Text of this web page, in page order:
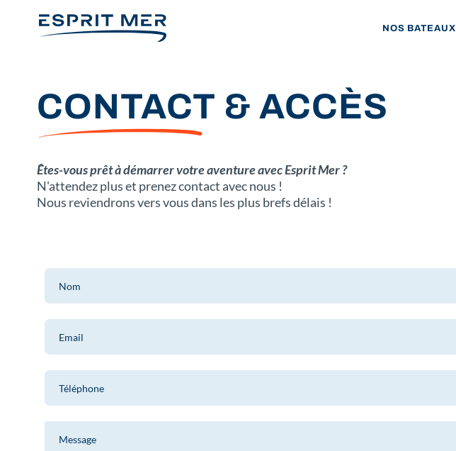
NOS BATEAUX
CONTACT & ACCÈS
Êtes-vous prêt à démarrer votre aventure avec Esprit Mer ?
N'attendez plus et prenez contact avec nous !
Nous reviendrons vers vous dans les plus brefs délais !